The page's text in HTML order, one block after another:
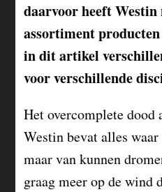
daarvoor heeft Westin
assortiment
in dit artikel
voor verschillende
Het overcomplete dood
Westin bevat alles
maar van kunnen
graag meer op de wind